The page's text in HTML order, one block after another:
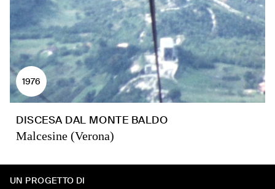
1976
DISCESA DAL MONTE BALDO
Malcesine (Verona)
UN PROGETTO DI